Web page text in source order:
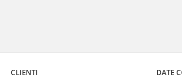
CLIENTI DATE